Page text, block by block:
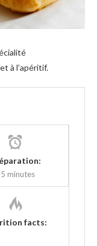
à l’apéritif.
minutes
facts: